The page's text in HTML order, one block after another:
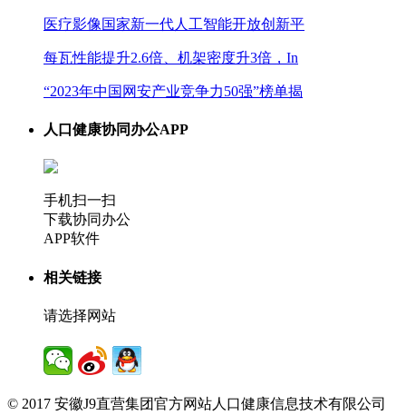
医疗影像国家新一代人工智能开放创新平
每瓦性能提升2.6倍、机架密度升3倍，In
“2023年中国网安产业竞争力50强”榜单揭
人口健康协同办公APP
手机扫一扫
下载协同办公
APP软件
相关链接
请选择网站
© 2017 安徽J9直营集团官方网站人口健康信息技术有限公司